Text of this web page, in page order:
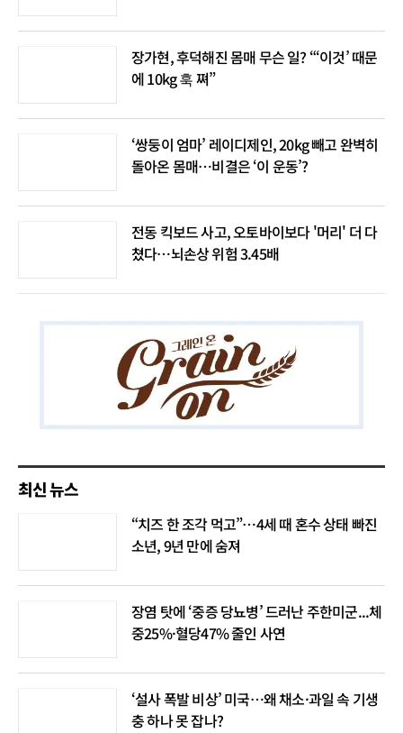
장가현, 후덕해진 몸매 무슨 일? “‘이것’ 때문
에 10kg 훅 쪄”
‘쌍둥이 엄마’ 레이디제인, 20kg 빼고 완벽히
돌아온 몸매…비결은 ‘이 운동’?
전동 킥보드 사고, 오토바이보다 '머리' 더 다
쳤다…뇌손상 위험 3.45배
최신 뉴스
“치즈 한 조각 먹고”…4세 때 혼수 상태 빠진
소년, 9년 만에 숨져
장염 탓에 ‘중증 당뇨병’ 드러난 주한미군...체
중25%·혈당47% 줄인 사연
‘설사 폭발 비상’ 미국…왜 채소·과일 속 기생
충 하나 못 잡나?